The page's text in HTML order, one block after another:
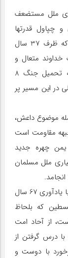
ملل مستضعف
و چپاول قدرتها
وصهيونيستهـــا از ستم ديده گان جهان بود كه ظرف 37 سال
متعال و
استقامت مردم ايران، تمام توطئه ها از جمله تحميل جنگ 8
در اين مسير پر
موضوع داعش،
مقاومت است
يمن چهره جديد
ملل مسلمان
كميته حمايت از انقلاب اسلامي مردم فلسطين با يادآوري 67 سال
كه بلحاظ
از آحاد امت
درس گرفتن از
و برخورد با دوست و